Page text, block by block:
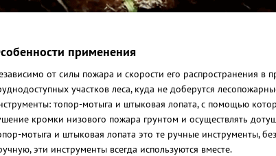
применения
от силы пожара и скорости его распространения в
участков леса, куда не доберутся
топор-мотыга и штыковая лопата, с помощью
кромки низового пожара грунтом и осуществлять
мотыга и штыковая лопата это те ручные инструменты,
эти инструменты всегда используются вместе.